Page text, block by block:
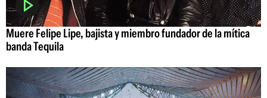
Muere Felipe Lipe, bajista y miembro fundador de la mítica
banda Tequila